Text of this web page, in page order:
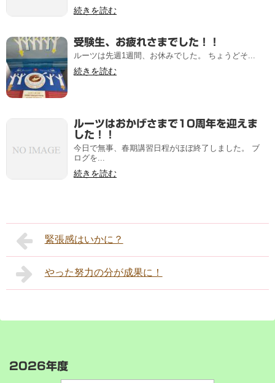
続きを読む
受験生、お疲れさまでした！！
ルーツは先週1週間、お休みでした。 ちょうどそ...
続きを読む
ルーツはおかげさまで10周年を迎えま
した！！
今日で無事、春期講習日程がほぼ終了しました。 ブ
ログを...
続きを読む
緊張感はいかに？
やった努力の分が成果に！
2026年度